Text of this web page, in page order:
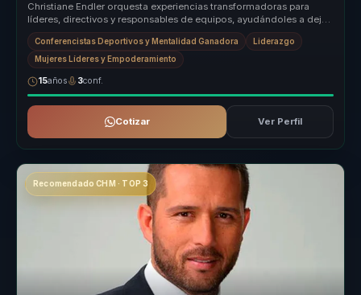
Christiane Endler orquesta experiencias transformadoras para
líderes, directivos y responsables de equipos, ayudándoles a dejar
atrás la ...
Conferencistas Deportivos y Mentalidad Ganadora Liderazgo
Mujeres Líderes y Empoderamiento
15años 3conf.
Cotizar Ver Perfil
Recomendado CHM · TOP 3